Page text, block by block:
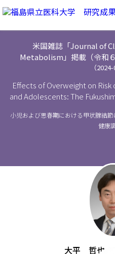
米国雑誌「Journal of
Metabolism」掲載（令和
（
Effects of Overweight on
and Adolescents: The
小児および思春期における甲状腺結
健康
大平 哲也